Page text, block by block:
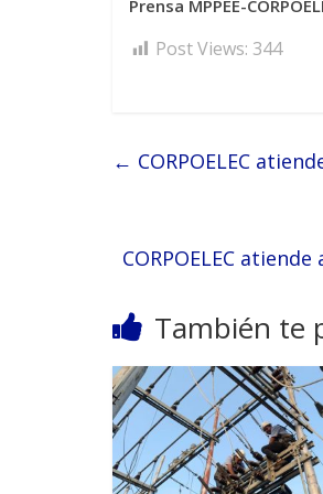
Prensa MPPEE-
Post Views: 344
← CORPOELEC
CORPOELEC
También te